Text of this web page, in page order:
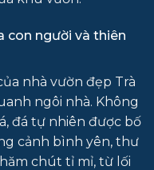
con người và thiên
nhà vườn đẹp Trà
ngôi nhà. Không
đá tự nhiên được bố
cảnh bình yên, thư
chút tỉ mỉ, từ lối